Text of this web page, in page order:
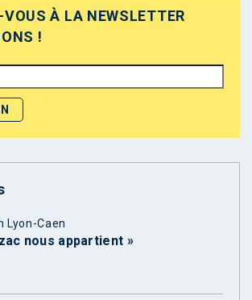
À LA NEWSLETTER
!
Lyon-Caen
nous appartient »